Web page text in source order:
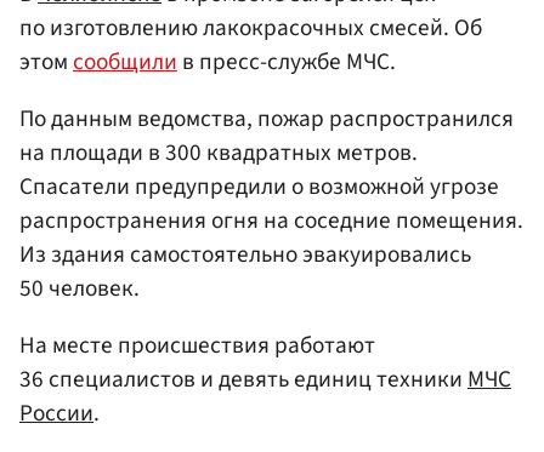
по изготовлению лакокрасочных смесей. Об
этомсообщилив пресс-службе МЧС.
По данным ведомства, пожар распространился
на площади в 300 квадратных метров.
Спасатели предупредили о возможной угрозе
распространения огня на соседние помещения.
Из здания самостоятельно эвакуировались
50 человек.
На месте происшествия работают
36 специалистов и девять единиц техникиМЧС
России.